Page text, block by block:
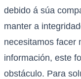
debido á súa
manter a
necesitamos facer
información, este
obstáculo. Para